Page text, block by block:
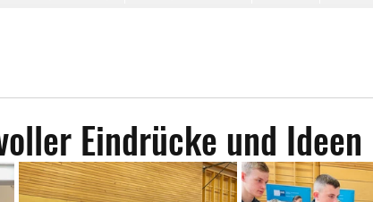
Eindrücke und Ideen